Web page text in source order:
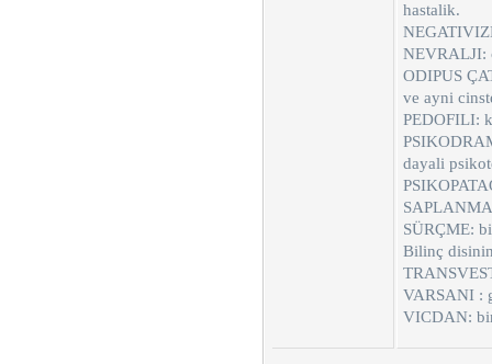
hastalik.
NEVRALJI:
ODIPUS
ve ayni
PEDOFILI:
dayali
SÜRÇME:
Bilinç
VARSANI :
VICDAN: